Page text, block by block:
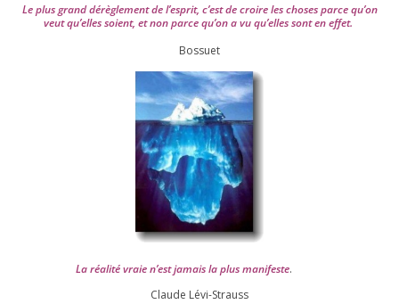
Le plus grand dérè­gle­ment de l’es­prit, c’est de croire les choses parce qu’on
veut qu’elles soient, et non parce qu’on a vu qu’elles sont en effet.
Bossuet
La réa­lité vraie n’est jamais la plus mani­feste.
Claude Lévi-Strauss